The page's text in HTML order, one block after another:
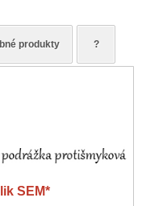
produkty ?
SEM*